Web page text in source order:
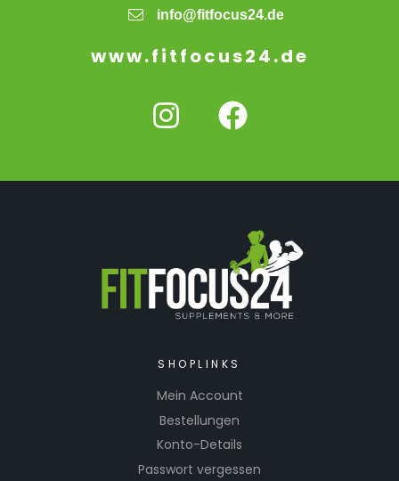
info@fitfocus24.de
www.fitfocus24.de
SHOPLINKS
Mein Account
Bestellungen
Konto-Details
Passwort vergessen